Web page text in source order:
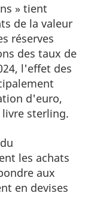
» tient
de la valeur
réserves
des taux de
l'effet des
d'euro,
sterling.
bas de page
les achats
aux
en devises
bas de page